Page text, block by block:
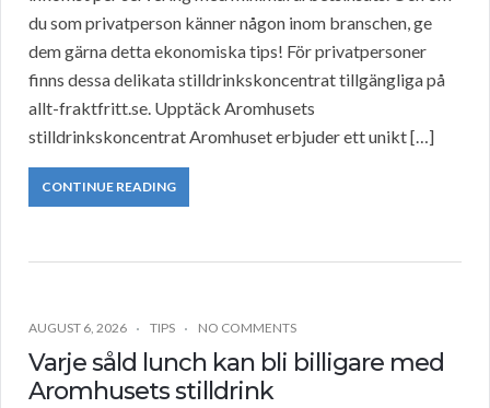
du som privatperson känner någon inom branschen, ge
dem gärna detta ekonomiska tips! För privatpersoner
finns dessa delikata stilldrinkskoncentrat tillgängliga på
allt-fraktfritt.se. Upptäck Aromhusets
stilldrinkskoncentrat Aromhuset erbjuder ett unikt […]
CONTINUE READING
AUGUST 6, 2026 TIPS NO COMMENTS
Varje såld lunch kan bli billigare med
Aromhusets stilldrink